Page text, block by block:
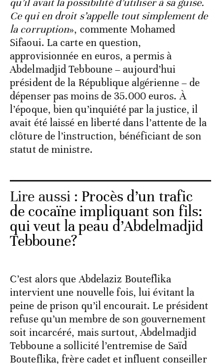
qu’il avait la possibilité d’utiliser à sa guise.
Ce qui en droit s’appelle tout simplement de
la corruption», commente Mohamed
Sifaoui. La carte en question,
approvisionnée en euros, a permis à
Abdelmadjid Tebboune – aujourd’hui
président de la République algérienne – de
dépenser pas moins de 35.000 euros. À
l’époque, bien qu’inquiété par la justice, il
avait été laissé en liberté dans l’attente de la
clôture de l’instruction, bénéficiant de son
statut de ministre.
Lire aussi : Procès d’un trafic
de cocaïne impliquant son fils:
qui veut la peau d’Abdelmadjid
Tebboune?
C’est alors que Abdelaziz Bouteflika
intervient une nouvelle fois, lui évitant la
peine de prison qu’il encourait. Le président
refuse qu’un membre de son gouvernement
soit incarcéré, mais surtout, Abdelmadjid
Tebboune a sollicité l’entremise de Saïd
Bouteflika, frère cadet et influent conseiller